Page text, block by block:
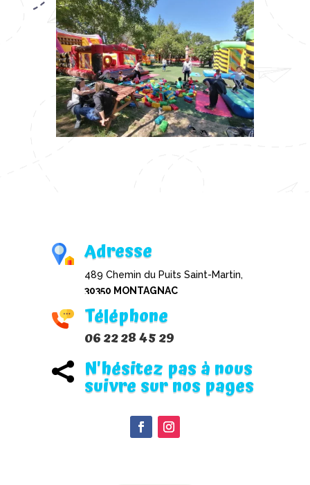
Adresse
489 Chemin du Puits Saint-Martin,
30350 MONTAGNAC
Téléphone
06 22 28 45 29
 N'hésitez pas à nous
suivre sur nos pages